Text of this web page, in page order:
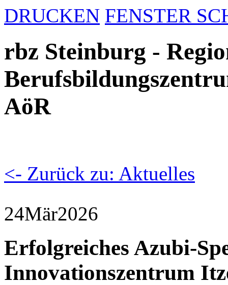
DRUCKEN FENSTER
rbz Steinburg -
AöR
<- Zurück zu: Aktuelles
24Mär2026
Erfolgreiches Azubi-
Innovationszentrum